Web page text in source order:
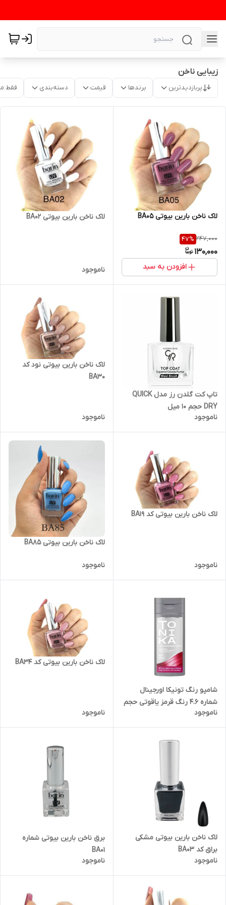
زیبایی ناخن
پربازدیدترین برندها قیمت دسته‌بندی فقط
لاک ناخن بارین بیوتی BA05
247,000
47%
130,000
افزودن به سبد
لاک ناخن بارین بیوتی BA02
ناموجود
تاپ کت گلدن رز مدل QUICK
DRY حجم 10 میل
ناموجود
لاک ناخن بارین بیوتی نود کد
BA3۰
ناموجود
لاک ناخن بارین بیوتی کد BA19
ناموجود
لاک ناخن بارین بیوتی BA85
ناموجود
شامپو رنگ تونیکا اورجینال
شماره 4.6 رنگ قرمز یاقوتی حجم
150 میل
ناموجود
لاک ناخن بارین بیوتی کد BA34
ناموجود
لاک ناخن بارین بیوتی مشکی
براق کد BA03
ناموجود
برق ناخن بارین بیوتی شماره
BA01
ناموجود